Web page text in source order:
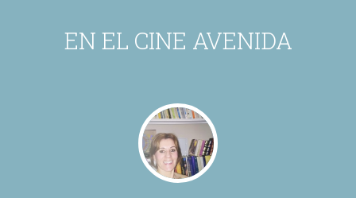
EN EL CINE AVENIDA